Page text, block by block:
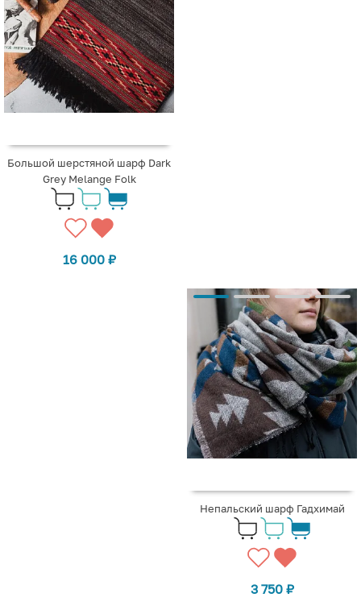
Большой шерстяной шарф Dark
Grey Melange Folk
16 000 ₽
Непальский шарф Гадхимай
3 750 ₽